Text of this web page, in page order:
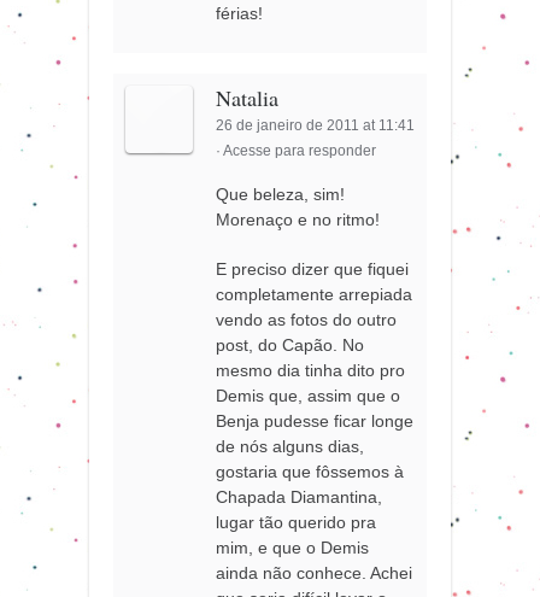
férias!
Natalia
26 de janeiro de 2011 at 11:41
·Acesse para responder
Que beleza, sim!
Morenaço e no ritmo!
E preciso dizer que fiquei
completamente arrepiada
vendo as fotos do outro
post, do Capão. No
mesmo dia tinha dito pro
Demis que, assim que o
Benja pudesse ficar longe
de nós alguns dias,
gostaria que fôssemos à
Chapada Diamantina,
lugar tão querido pra
mim, e que o Demis
ainda não conhece. Achei